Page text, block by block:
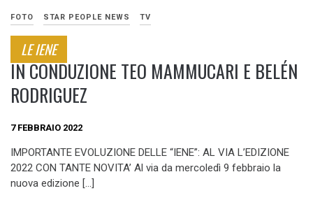
FOTO STAR PEOPLE NEWS TV
LE IENE
IN CONDUZIONE TEO MAMMUCARI E BELÉN
RODRIGUEZ
7 FEBBRAIO 2022
IMPORTANTE EVOLUZIONE DELLE “IENE”: AL VIA L’EDIZIONE
2022 CON TANTE NOVITA’ Al via da mercoledì 9 febbraio la
nuova edizione […]